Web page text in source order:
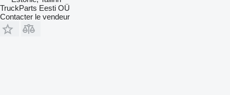
TruckParts Eesti OÜ
Contacter le vendeur